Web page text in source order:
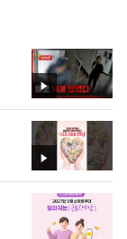
영
상
영
상